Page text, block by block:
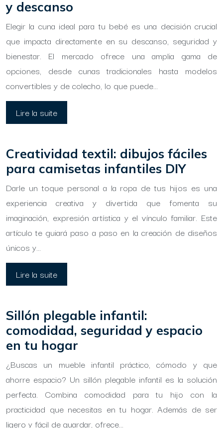
y descanso
Elegir la cuna ideal para tu bebé es una decisión crucial
que impacta directamente en su descanso, seguridad y
bienestar. El mercado ofrece una amplia gama de
opciones, desde cunas tradicionales hasta modelos
convertibles y de colecho, lo que puede…
Lire la suite
Creatividad textil: dibujos fáciles
para camisetas infantiles DIY
Darle un toque personal a la ropa de tus hijos es una
experiencia creativa y divertida que fomenta su
imaginación, expresión artística y el vínculo familiar. Este
artículo te guiará paso a paso en la creación de diseños
únicos y…
Lire la suite
Sillón plegable infantil:
comodidad, seguridad y espacio
en tu hogar
¿Buscas un mueble infantil práctico, cómodo y que
ahorre espacio? Un sillón plegable infantil es la solución
perfecta. Combina comodidad para tu hijo con la
practicidad que necesitas en tu hogar. Además de ser
ligero y fácil de guardar, ofrece…